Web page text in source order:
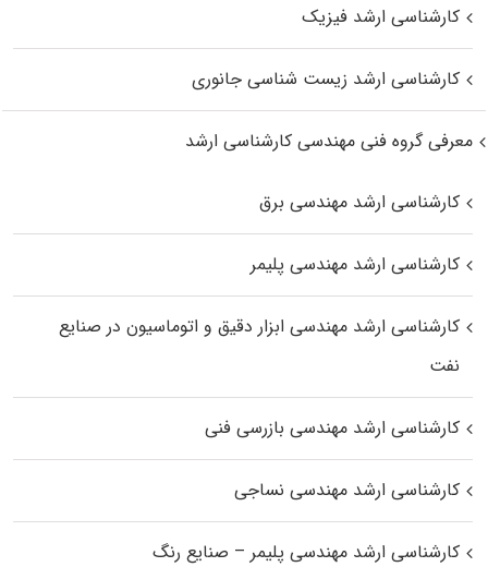
کارشناسی ارشد فیزیک
کارشناسی ارشد زیست‌ شناسی جانوری
معرفی گروه فنی مهندسی کارشناسی ارشد
کارشناسی ارشد مهندسی برق
کارشناسی ارشد مهندسی پلیمر
کارشناسی ارشد مهندسی ابزار دقیق و اتوماسیون در صنایع
نفت
کارشناسی ارشد مهندسی بازرسی فنی
کارشناسی ارشد مهندسی نساجی
کارشناسی ارشد مهندسی پلیمر – صنایع رنگ